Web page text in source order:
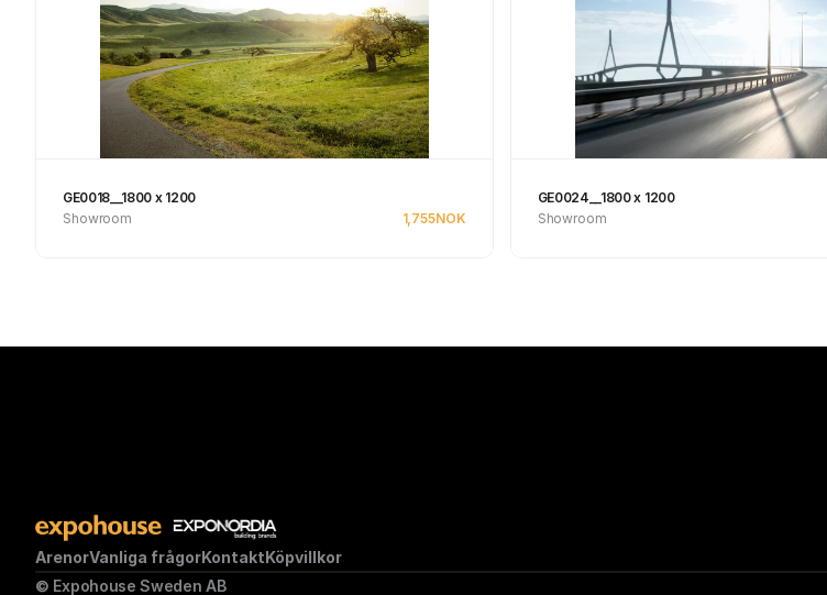
GE0018__1800 x 1200
Showroom
1,755NOK
GE0024__1800 x 1200
Showroom
ArenorVanliga frågorKontaktKöpvillkor
© Expohouse Sweden AB